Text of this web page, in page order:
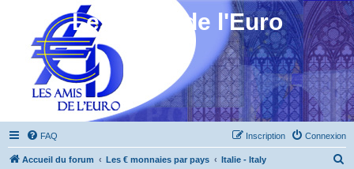
Les Amis de l'Euro
FAQ Connexion
Inscription
Accueil du forum Les € monnaies par pays Italie - Italy